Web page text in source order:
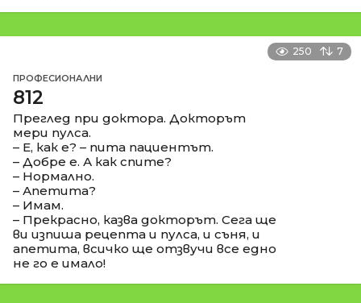
250 7
ПРОФЕСИОНАЛНИ
812
Преглед при доктора. Докторът
мери пулса.
– Е, как е? – пита пациентът.
– Добре е. А как спите?
– Нормално.
– Апетита?
– Имам.
– Прекрасно, казва докторът. Сега ще
ви изпиша рецепта и пулса, и съня, и
апетита, всичко ще отзвучи все едно
не го е имало!